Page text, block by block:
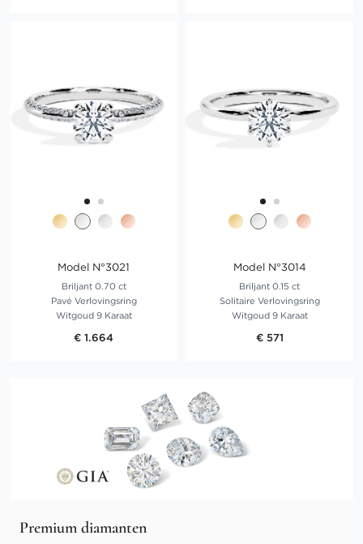
Model N°3021
Briljant 0.70 ct
Pavé Verlovingsring
Witgoud 9 Karaat
€ 1.664
Model N°3014
Briljant 0.15 ct
Solitaire Verlovingsring
Witgoud 9 Karaat
€ 571
Premium diamanten